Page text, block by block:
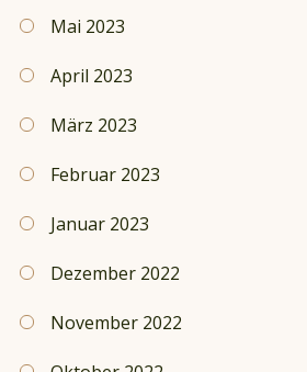
Mai 2023
April 2023
März 2023
Februar 2023
Januar 2023
Dezember 2022
November 2022